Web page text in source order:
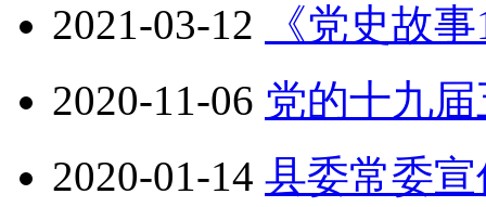
2021-03-12
《党史故
2020-11-06 党的十九
2020-01-14 县委常委